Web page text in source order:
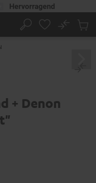
Suche
No
+ Denon